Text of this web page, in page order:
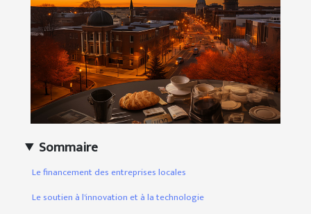
Sommaire
Le financement des entreprises locales
Le soutien à l'innovation et à la technologie